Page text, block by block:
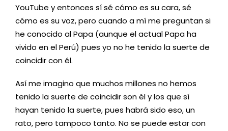
YouTube y entonces sí sé cómo es su cara, sé
cómo es su voz, pero cuando a mí me preguntan si
he conocido al Papa (aunque el actual Papa ha
vivido en el Perú) pues yo no he tenido la suerte de
coincidir con él.
Así me imagino que muchos millones no hemos
tenido la suerte de coincidir son él y los que sí
hayan tenido la suerte, pues habrá sido eso, un
rato, pero tampoco tanto. No se puede estar con